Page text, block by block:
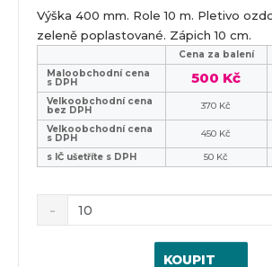
Výška 400 mm. Role 10 m. Pletivo
zeleně poplastované. Zápich 10 cm.
Cena za balení
Maloobchodní cena
s DPH 500 Kč
Velkoobchodní cena
bez DPH 370 Kč
Velkoobchodní cena
s DPH 450 Kč
s IČ ušetříte s DPH
50 Kč
KOUPIT